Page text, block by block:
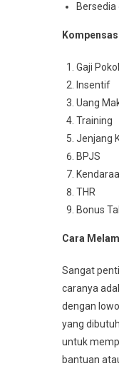
Gaji
Insentif
Uang
Training
Jenjang
BPJS
THR
Bonus
Cara
Sangat
caranya
dengan
yang
untuk
bantuan